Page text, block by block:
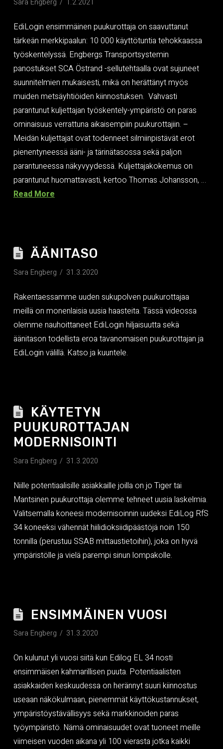
Sara Engberg 1.2.2021
EdiLogin ensimmäinen puukurottaja on saavuttanut
tärkeän merkkipaalun: 10 000 käyttötuntia tehokkaassa
työskentelyssä. Engbergs Transportsystemin
panostukset SCA Östrand -sellutehtaalla ovat sujuneet
suunnitelmien mukaisesti, mikä on herättänyt myös
muiden metsäyhtiöiden kiinnostuksen. Vahvasti
parantunut kuljettajan työskentely-ympäristö on paras
ominaisuus verrattuna aikaisempiin puukurottajiin. –
Meidän kuljettajat ovat todenneet silmiinpistävät erot
pienentyneessä ääni- ja tärinätasossa sekä paljon
parantuneessa näkyvyydessä. Kuljettajakokemus on
parantunut huomattavasti, kertoo Thomas Johansson, …
Read More
ÄÄNITASO
Sara Engberg 31.3.2020
Rakentaessamme uuden sukupolven puukurottajaa
meillä on monenlaisia uusia haasteita. Tässä videossa
olemme nauhoittaneet EdiLogin hiljaisuutta sekä
äänitason todellista eroa tavanomaisen puukurottajan ja
EdiLogin välillä. Katso ja kuuntele.
KÄYTETYN
PUUKUROTTAJAN
MODERNISOINTI
Sara Engberg 31.3.2020
Niille potentiaalisille asiakkaille joilla on jo Tiger tai
Mantsinen puukurottaja olemme tehneet uusia laskelmia.
Valitsemalla koneesi modernisoinnin uudeksi EdiLog RfS
34 koneeksi vähennät hiilidioksiidipäästöjä noin 150
tonnilla (perustuu SSAB mittaustietoihin), joka on hyvä
ympäristölle ja vielä parempi sinun lompakolle.
ENSIMMÄINEN VUOSI
Sara Engberg 31.3.2020
On kulunut yli vuosi siitä kun Edilog EL 34 nosti
ensimmäisen kahmarillisen puuta. Potentiaalisten
asiakkaiden keskuudessa on herännyt suuri kiinnostus
useaan näkökulmaan, pienemmät käyttökustannukset,
ympäristöystävällisyys sekä markkinoiden paras
työympäristö. Nämä ominaisuudet ovat tuoneet meille
viimeisen vuoden aikana yli 100 vierasta jotka kaikki